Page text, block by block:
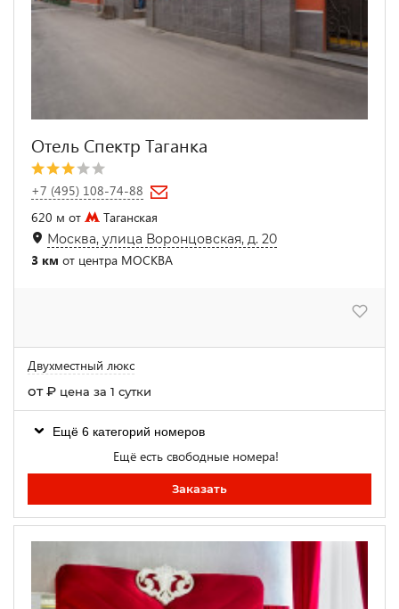
Отель Спектр Таганка
+7 (495) 108-74-88
620 м от
Таганская
Москва, улица Воронцовская, д. 20
3 км от центра МОСКВА
Двухместный люкс
от₽ цена за 1 сутки
Ещё 6 категорий номеров
Ещё есть свободные номера!
Заказать